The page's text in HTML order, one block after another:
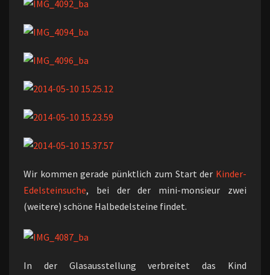
Wir kommen gerade pünktlich zum Start der Kinder-
Edelsteinsuche, bei der der mini-monsieur zwei
(weitere) schöne Halbedelsteine findet.
In der Glasausstellung verbreitet das Kind